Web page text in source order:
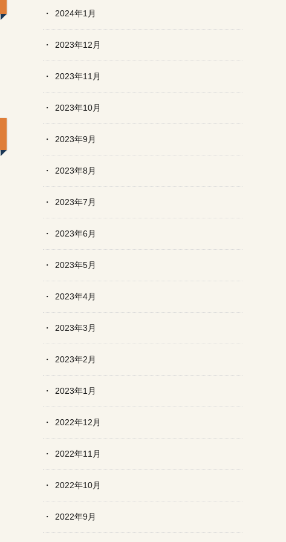
2024年1月
2023年12月
2023年11月
2023年10月
2023年9月
2023年8月
2023年7月
2023年6月
2023年5月
2023年4月
2023年3月
2023年2月
2023年1月
2022年12月
2022年11月
2022年10月
2022年9月